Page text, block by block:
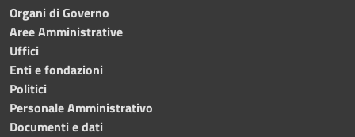
Organi di Governo
Aree Amministrative
Uffici
Enti e fondazioni
Politici
Personale Amministrativo
Documenti e dati